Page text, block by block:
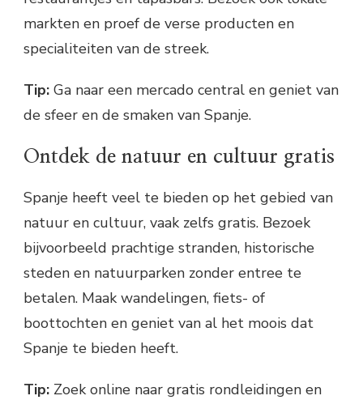
markten en proef de verse producten en
specialiteiten van de streek.
Tip: Ga naar een mercado central en geniet van
de sfeer en de smaken van Spanje.
Ontdek de natuur en cultuur gratis
Spanje heeft veel te bieden op het gebied van
natuur en cultuur, vaak zelfs gratis. Bezoek
bijvoorbeeld prachtige stranden, historische
steden en natuurparken zonder entree te
betalen. Maak wandelingen, fiets- of
boottochten en geniet van al het moois dat
Spanje te bieden heeft.
Tip: Zoek online naar gratis rondleidingen en